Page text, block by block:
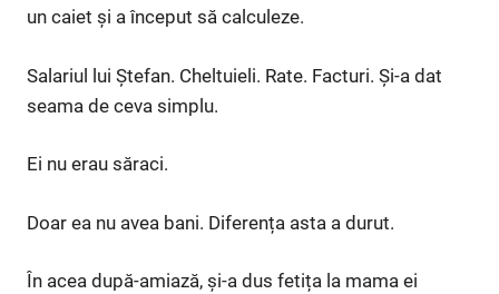
un caiet și a început să calculeze.
Salariul lui Ștefan. Cheltuieli. Rate. Facturi. Și-a dat
seama de ceva simplu.
Ei nu erau săraci.
Doar ea nu avea bani. Diferența asta a durut.
În acea după-amiază, și-a dus fetița la mama ei